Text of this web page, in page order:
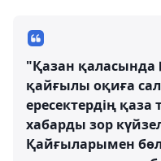
"Қазан қаласында
қайғылы оқиға
ересектердің
хабарды зор
Қайғыларымен